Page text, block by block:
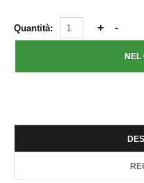
Quantità: